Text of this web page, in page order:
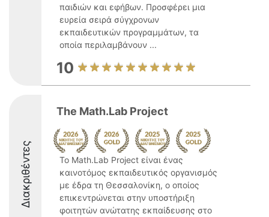
παιδιών και εφήβων. Προσφέρει μια
ευρεία σειρά σύγχρονων
εκπαιδευτικών προγραμμάτων, τα
οποία περιλαμβάνουν ...
10
Διακριθέντες
The Math.Lab Project
Το Math.Lab Project είναι ένας
καινοτόμος εκπαιδευτικός οργανισμός
με έδρα τη Θεσσαλονίκη, ο οποίος
επικεντρώνεται στην υποστήριξη
φοιτητών ανώτατης εκπαίδευσης στο